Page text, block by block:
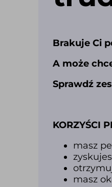
Brakuje Ci
A może
Sprawdź
KORZYŚCI
masz
masz